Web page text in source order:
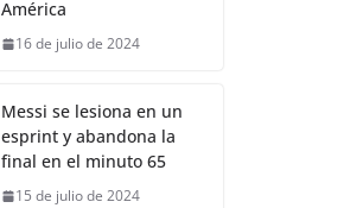
América
16 de julio de 2024
Messi se lesiona en un
esprint y abandona la
final en el minuto 65
15 de julio de 2024